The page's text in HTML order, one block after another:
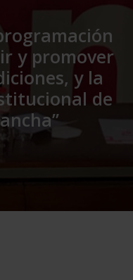
y promover
y la
de